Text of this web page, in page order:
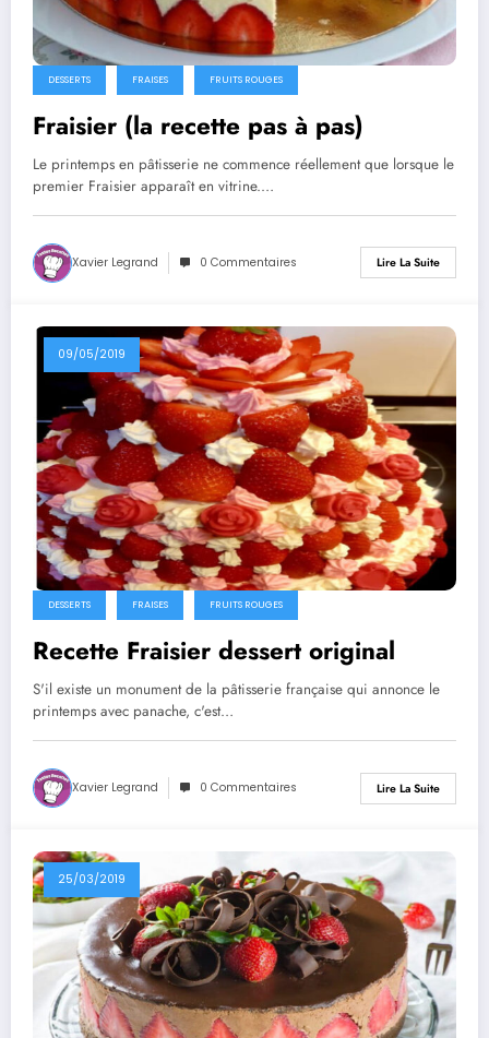
DESSERTS FRAISES FRUITS ROUGES
Fraisier (la recette pas à pas)
Le printemps en pâtisserie ne commence réellement que lorsque le
premier Fraisier apparaît en vitrine.…
Xavier Legrand 0 Commentaires Lire La Suite
09/05/2019
DESSERTS FRAISES FRUITS ROUGES
Recette Fraisier dessert original
S'il existe un monument de la pâtisserie française qui annonce le
printemps avec panache, c'est…
Xavier Legrand 0 Commentaires Lire La Suite
25/03/2019